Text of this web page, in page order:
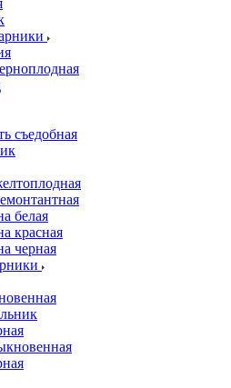
съедобная
белая
красная
черная